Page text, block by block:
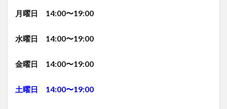
月曜日 14:00〜19:00
水曜日 14:00〜19:00
金曜日 14:00〜19:00
土曜日 14:00〜19:00